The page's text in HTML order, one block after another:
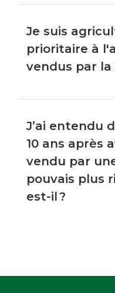
Je suis
prioritaire à
vendus par la
J’ai entendu
10 ans après
vendu par
pouvais plus
est-il ?